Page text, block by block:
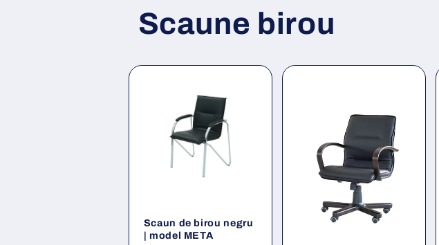
Scaune birou
Scaun de birou negru
| model META